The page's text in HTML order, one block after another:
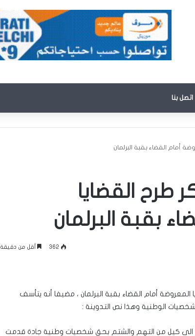
اتصل بنا
أمام القضاء بقبة البرلمان
طرح القضايا
بقبة البرلمان
362 أقل من دقيقة
أمام القضاء بقبة البرلمان ، مضيفا أنه يتأسف
الوطنية وهذا نص التدوينة :
الى كيل من التهم والشتم بحق شخصيات وطنية جادة قدمت